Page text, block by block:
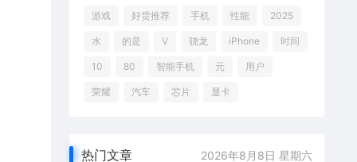
游戏 好货推荐 手机 性能 2025
水 的是 V 骁龙 iPhone 时间
10 80 智能手机 元 用户
荣耀 汽车 芯片 显卡
热门文章 2026年8月8日 星期六